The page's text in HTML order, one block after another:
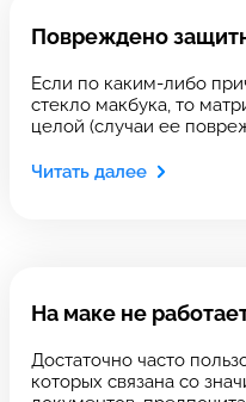
Повреждено
Если по каким-либо
стекло макбука, то
целой (случаи ее
Читать далее
На маке не
Достаточно часто
которых связана со
Выберите
Выберите адрес
Выберите
Напишите свой